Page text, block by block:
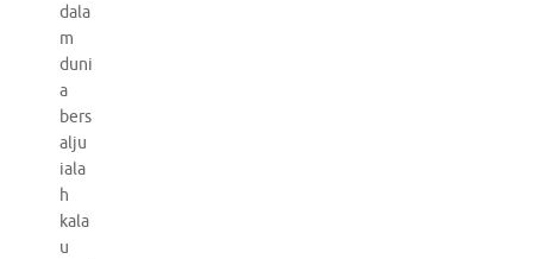
dala
m
duni
a
bers
alju
iala
h
kala
u